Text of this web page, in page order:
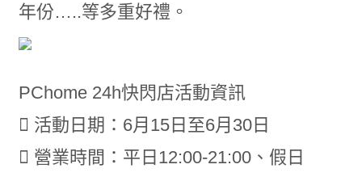
年份…..等多重好禮。
PChome 24h快閃店活動資訊
 活動日期：6月15日至6月30日
 營業時間：平日12:00-21:00、假日